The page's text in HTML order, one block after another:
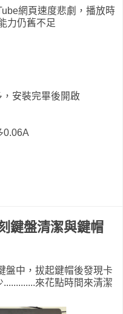
網頁速度悲劇，播放時
力仍舊不足
安裝完畢後開啟
0.06A
鍵盤清潔與鍵帽
盤中，拔起鍵帽後發現卡
來花點時間來清潔